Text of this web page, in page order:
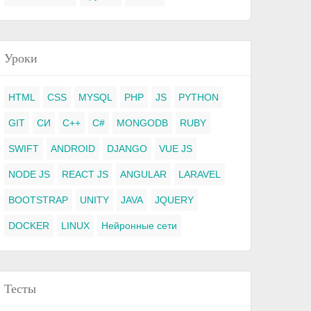
Уроки
HTML CSS MYSQL PHP JS PYTHON
GIT СИ C++ C# MONGODB RUBY
SWIFT ANDROID DJANGO VUE JS
NODE JS REACT JS ANGULAR LARAVEL
BOOTSTRAP UNITY JAVA JQUERY
DOCKER LINUX Нейронные сети
Тесты